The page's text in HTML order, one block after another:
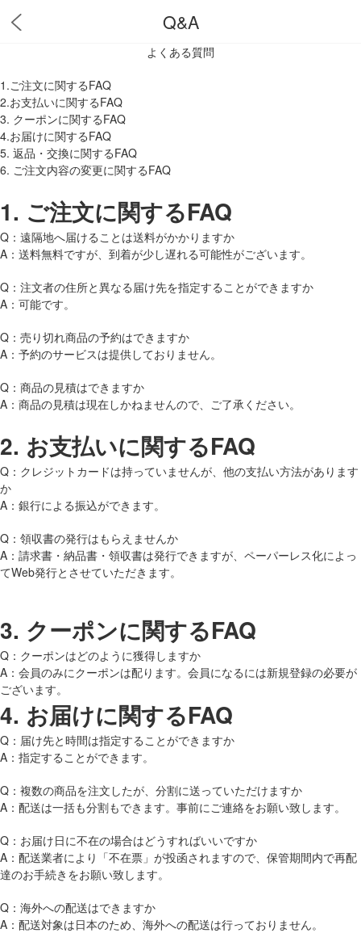
Q&A
よくある質問
1.ご注文に関するFAQ
2.お支払いに関するFAQ
3. クーポンに関するFAQ
4.お届けに関するFAQ
5. 返品・交換に関するFAQ
6. ご注文内容の変更に関するFAQ
1. ご注文に関するFAQ
Q：遠隔地へ届けることは送料がかかりますか
A：送料無料ですが、到着が少し遅れる可能性がございます。
Q：注文者の住所と異なる届け先を指定することができますか
A：可能です。
Q：売り切れ商品の予約はできますか
A：予約のサービスは提供しておりません。
Q：商品の見積はできますか
A：商品の見積は現在しかねませんので、ご了承ください。
2. お支払いに関するFAQ
Q：クレジットカードは持っていませんが、他の支払い方法があります
か
A：銀行による振込ができます。
Q：領収書の発行はもらえませんか
A：請求書・納品書・領収書は発行できますが、ペーパーレス化によっ
てWeb発行とさせていただきます。
3. クーポンに関するFAQ
Q：クーポンはどのように獲得しますか
A：会員のみにクーポンは配ります。会員になるには新規登録の必要が
ございます。
4. お届けに関するFAQ
Q：届け先と時間は指定することができますか
A：指定することができます。
Q：複数の商品を注文したが、分割に送っていただけますか
A：配送は一括も分割もできます。事前にご連絡をお願い致します。
Q：お届け日に不在の場合はどうすればいいですか
A：配送業者により「不在票」が投函されますので、保管期間内で再配
達のお手続きをお願い致します。
Q：海外への配送はできますか
A：配送対象は日本のため、海外への配送は行っておりません。